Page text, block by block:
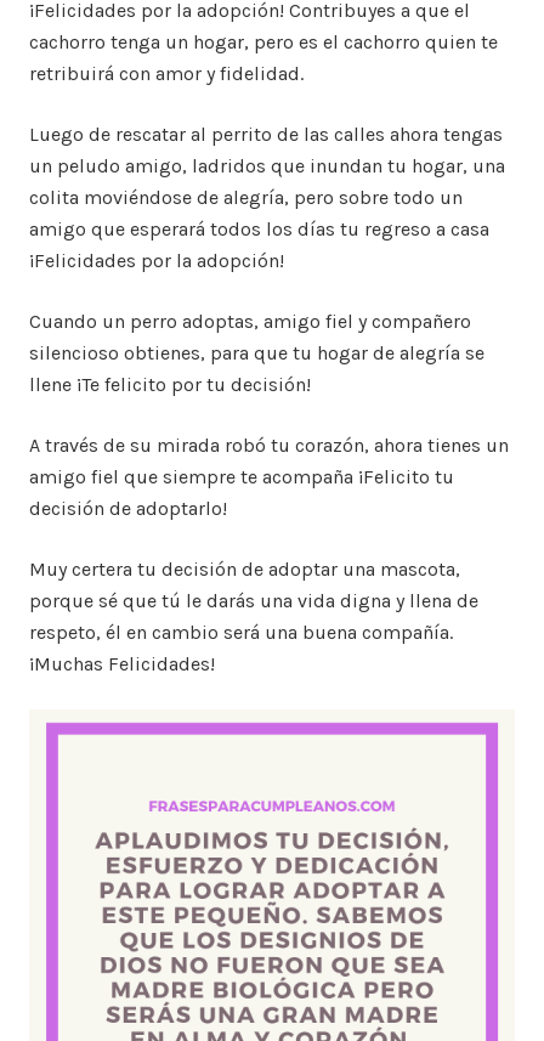
¡Felicidades por la adopción! Contribuyes a que el
cachorro tenga un hogar, pero es el cachorro quien te
retribuirá con amor y fidelidad.
Luego de rescatar al perrito de las calles ahora tengas
un peludo amigo, ladridos que inundan tu hogar, una
colita moviéndose de alegría, pero sobre todo un
amigo que esperará todos los días tu regreso a casa
¡Felicidades por la adopción!
Cuando un perro adoptas, amigo fiel y compañero
silencioso obtienes, para que tu hogar de alegría se
llene ¡Te felicito por tu decisión!
A través de su mirada robó tu corazón, ahora tienes un
amigo fiel que siempre te acompaña ¡Felicito tu
decisión de adoptarlo!
Muy certera tu decisión de adoptar una mascota,
porque sé que tú le darás una vida digna y llena de
respeto, él en cambio será una buena compañía.
¡Muchas Felicidades!